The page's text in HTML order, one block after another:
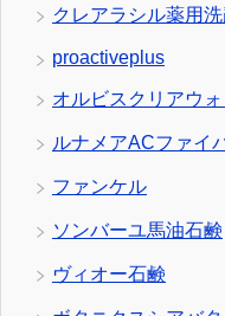
クレアラシル薬用
proactiveplus
オルビスクリアウォ
ルナメアACファイ
ファンケル
ソンバーユ馬油石鹸
ヴィオー石鹸